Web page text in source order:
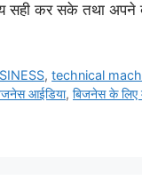
सही कर सके तथा
,technical
आईडिया, बिजनेस के लिए